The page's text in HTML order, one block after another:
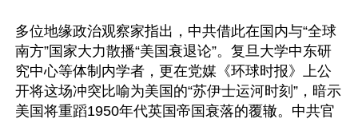
多位地缘政治观察家指出，中共借此在国内与“全球
南方”国家大力散播“美国衰退论”。复旦大学中东研
究中心等体制内学者，更在党媒《环球时报》上公
开将这场冲突比喻为美国的“苏伊士运河时刻”，暗示
美国将重蹈1950年代英国帝国衰落的覆辙。中共官